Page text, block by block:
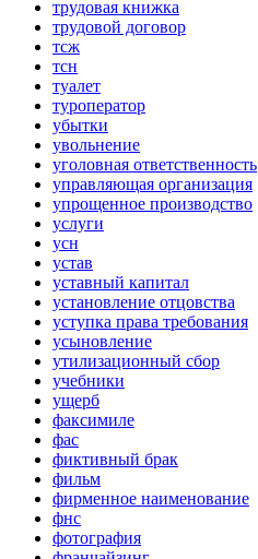
трудовая книжка
трудовой договор
тсж
тсн
туалет
туроператор
убытки
увольнение
уголовная ответственность
управляющая организация
упрощенное производство
услуги
усн
устав
уставный капитал
установление отцовства
уступка права требования
усыновление
утилизационный сбор
учебники
ущерб
факсимиле
фас
фиктивный брак
фильм
фирменное наименование
фнс
фотография